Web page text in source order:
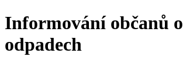
Informování občanů o
odpadech